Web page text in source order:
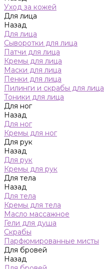
Уход за кожей
Для лица
Назад
Для лица
Сыворотки для лица
Патчи для лица
Кремы для лица
Маски для лица
Пенки для лица
Пилинги и скрабы для лица
Тоники для лица
Для ног
Назад
Для ног
Кремы для ног
Для рук
Назад
Для рук
Кремы для рук
Для тела
Назад
Для тела
Кремы для тела
Масло массажное
Гели для душа
Скрабы
Парфюмированные мисты
Для бровей
Назад